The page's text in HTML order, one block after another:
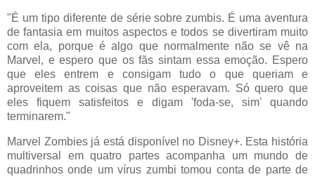
"É um tipo diferente de série sobre zumbis. É uma aventura
de fantasia em muitos aspectos e todos se divertiram muito
com ela, porque é algo que normalmente não se vê na
Marvel, e espero que os fãs sintam essa emoção. Espero
que eles entrem e consigam tudo o que queriam e
aproveitem as coisas que não esperavam. Só quero que
eles fiquem satisfeitos e digam 'foda-se, sim' quando
terminarem."
Marvel Zombies já está disponível no Disney+. Esta história
multiversal em quatro partes acompanha um mundo de
quadrinhos onde um vírus zumbi tomou conta de parte de